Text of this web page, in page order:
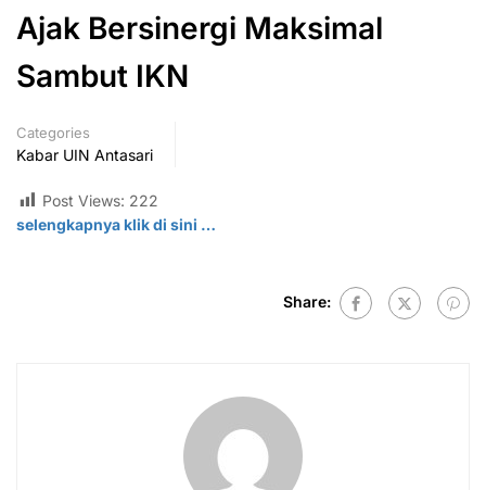
Ajak Bersinergi Maksimal
Sambut IKN
Categories
Kabar UIN Antasari
Post Views: 222
selengkapnya klik di sini …
Share: